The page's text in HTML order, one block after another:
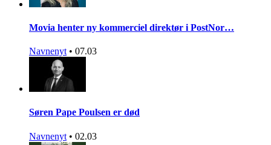
Movia henter ny kommerciel direktør i PostNor…
Navnenyt • 07.03
Søren Pape Poulsen er død
Navnenyt • 02.03